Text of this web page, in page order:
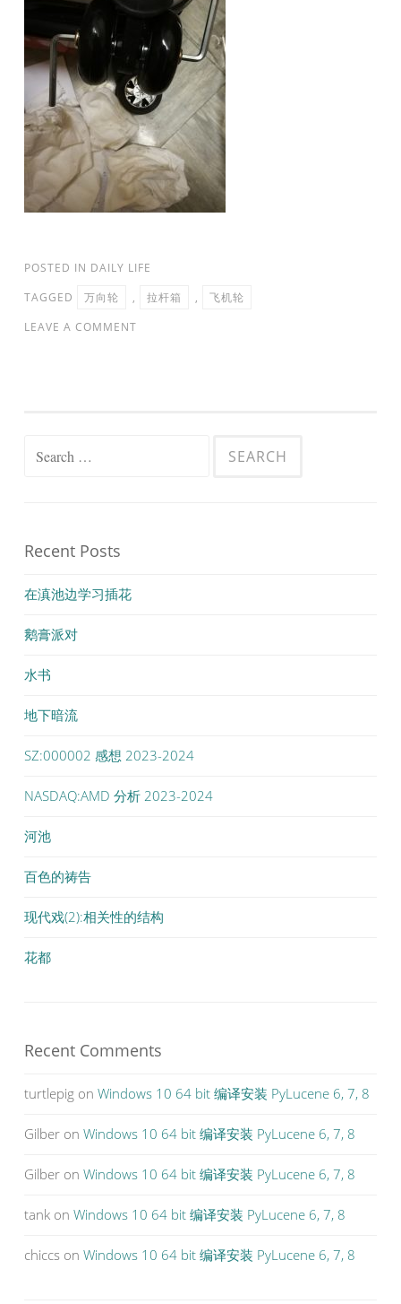
POSTED IN DAILY LIFE
TAGGED
万向轮 , 拉杆箱 ,
飞机轮
LEAVE A COMMENT
Search
Recent Posts
在滇池边学习插花
鹅膏派对
水书
地下暗流
SZ:000002 感想 2023-2024
NASDAQ:AMD 分析 2023-2024
河池
百色的祷告
现代戏(2):相关性的结构
花都
Recent Comments
turtlepig on Windows 10 64 bit 编译安装 PyLucene 6, 7, 8
Gilber on Windows 10 64 bit 编译安装 PyLucene 6, 7, 8
Gilber on Windows 10 64 bit 编译安装 PyLucene 6, 7, 8
tank on Windows 10 64 bit 编译安装 PyLucene 6, 7, 8
chiccs on Windows 10 64 bit 编译安装 PyLucene 6, 7, 8